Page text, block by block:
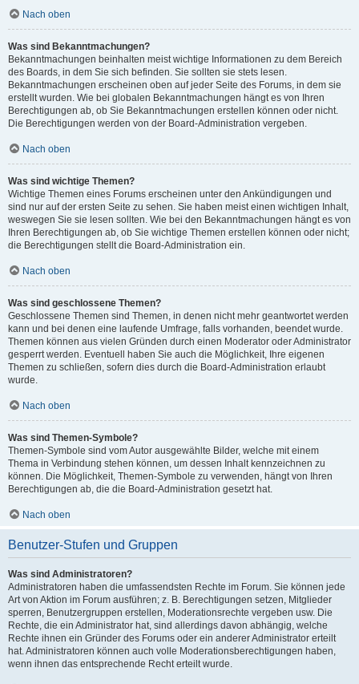
Nach oben
Was sind Bekanntmachungen?
Bekanntmachungen beinhalten meist wichtige Informationen zu dem Bereich
des Boards, in dem Sie sich befinden. Sie sollten sie stets lesen.
Bekanntmachungen erscheinen oben auf jeder Seite des Forums, in dem sie
erstellt wurden. Wie bei globalen Bekanntmachungen hängt es von Ihren
Berechtigungen ab, ob Sie Bekanntmachungen erstellen können oder nicht.
Die Berechtigungen werden von der Board-Administration vergeben.
Nach oben
Was sind wichtige Themen?
Wichtige Themen eines Forums erscheinen unter den Ankündigungen und
sind nur auf der ersten Seite zu sehen. Sie haben meist einen wichtigen Inhalt,
weswegen Sie sie lesen sollten. Wie bei den Bekanntmachungen hängt es von
Ihren Berechtigungen ab, ob Sie wichtige Themen erstellen können oder nicht;
die Berechtigungen stellt die Board-Administration ein.
Nach oben
Was sind geschlossene Themen?
Geschlossene Themen sind Themen, in denen nicht mehr geantwortet werden
kann und bei denen eine laufende Umfrage, falls vorhanden, beendet wurde.
Themen können aus vielen Gründen durch einen Moderator oder Administrator
gesperrt werden. Eventuell haben Sie auch die Möglichkeit, Ihre eigenen
Themen zu schließen, sofern dies durch die Board-Administration erlaubt
wurde.
Nach oben
Was sind Themen-Symbole?
Themen-Symbole sind vom Autor ausgewählte Bilder, welche mit einem
Thema in Verbindung stehen können, um dessen Inhalt kennzeichnen zu
können. Die Möglichkeit, Themen-Symbole zu verwenden, hängt von Ihren
Berechtigungen ab, die die Board-Administration gesetzt hat.
Nach oben
Benutzer-Stufen und Gruppen
Was sind Administratoren?
Administratoren haben die umfassendsten Rechte im Forum. Sie können jede
Art von Aktion im Forum ausführen; z. B. Berechtigungen setzen, Mitglieder
sperren, Benutzergruppen erstellen, Moderationsrechte vergeben usw. Die
Rechte, die ein Administrator hat, sind allerdings davon abhängig, welche
Rechte ihnen ein Gründer des Forums oder ein anderer Administrator erteilt
hat. Administratoren können auch volle Moderationsberechtigungen haben,
wenn ihnen das entsprechende Recht erteilt wurde.